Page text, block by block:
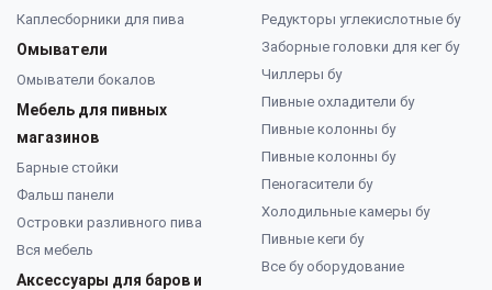
Каплесборники для пива
Омыватели
Омыватели бокалов
Мебель для пивных
магазинов
Барные стойки
Фальш панели
Островки разливного пива
Вся мебель
Аксессуары для баров и
Редукторы углекислотные бу
Заборные головки для кег бу
Чиллеры бу
Пивные охладители бу
Пивные колонны бу
Пивные колонны бу
Пеногасители бу
Холодильные камеры бу
Пивные кеги бу
Все бу оборудование